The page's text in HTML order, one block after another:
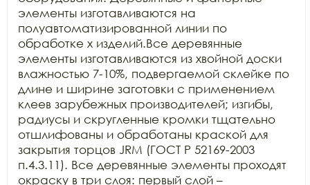
элементы изготавливаются на
полуавтоматизированной линии по
обработке х изделий.Все деревянные
элементы изготавливаются из хвойной доски
влажностью 7-10%, подвергаемой склейке по
длине и ширине заготовки с применением
клеев зарубежных производителей; изгибы,
радиусы и скругленные кромки тщательно
отшлифованы и обработаны краской для
закрытия торцов JRM (ГОСТ Р 52169-2003
п.4.3.11). Все деревянные элементы проходят
окраску в три слоя: первый слой –